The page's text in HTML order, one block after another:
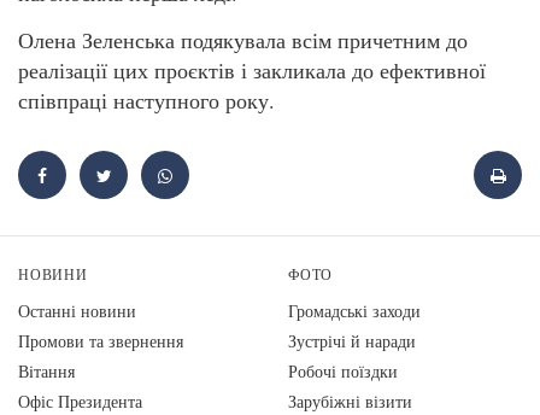
Олена Зеленська подякувала всім причетним до
реалізації цих проєктів і закликала до ефективної
співпраці наступного року.
НОВИНИ
Останні новини
Промови та звернення
Вiтання
Офіс Президента
ФОТО
Громадські заходи
Зустрічі й наради
Робочі поїздки
Зарубіжні візити